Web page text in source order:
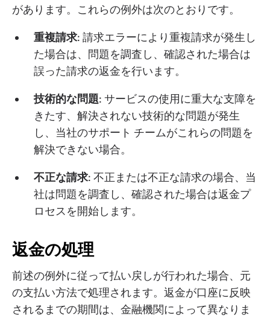
があります。これらの例外は次のとおりです。
重複請求: 請求エラーにより重複請求が発生し
た場合は、問題を調査し、確認された場合は
誤った請求の返金を行います。
技術的な問題: サービスの使用に重大な支障を
きたす、解決されない技術的な問題が発生
し、当社のサポート チームがこれらの問題を
解決できない場合。
不正な請求: 不正または不正な請求の場合、当
社は問題を調査し、確認された場合は返金プ
ロセスを開始します。
返金の処理
前述の例外に従って払い戻しが行われた場合、元
の支払い方法で処理されます。返金が口座に反映
されるまでの期間は、金融機関によって異なりま